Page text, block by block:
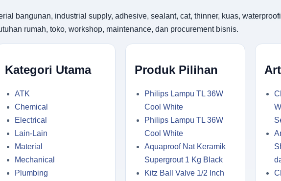
bangunan, industrial supply, adhesive, sealant, cat, thinner, kuas,
rumah, toko, workshop, maintenance, dan procurement bisnis.
Kategori Utama
ATK
Chemical
Electrical
Lain-Lain
Material
Mechanical
Plumbing
Produk Pilihan
Philips Lampu TL 36W
Cool White
Philips Lampu TL 36W
Cool White
Aquaproof Nat Keramik
Supergrout 1 Kg Black
Kitz Ball Valve 1/2 Inch